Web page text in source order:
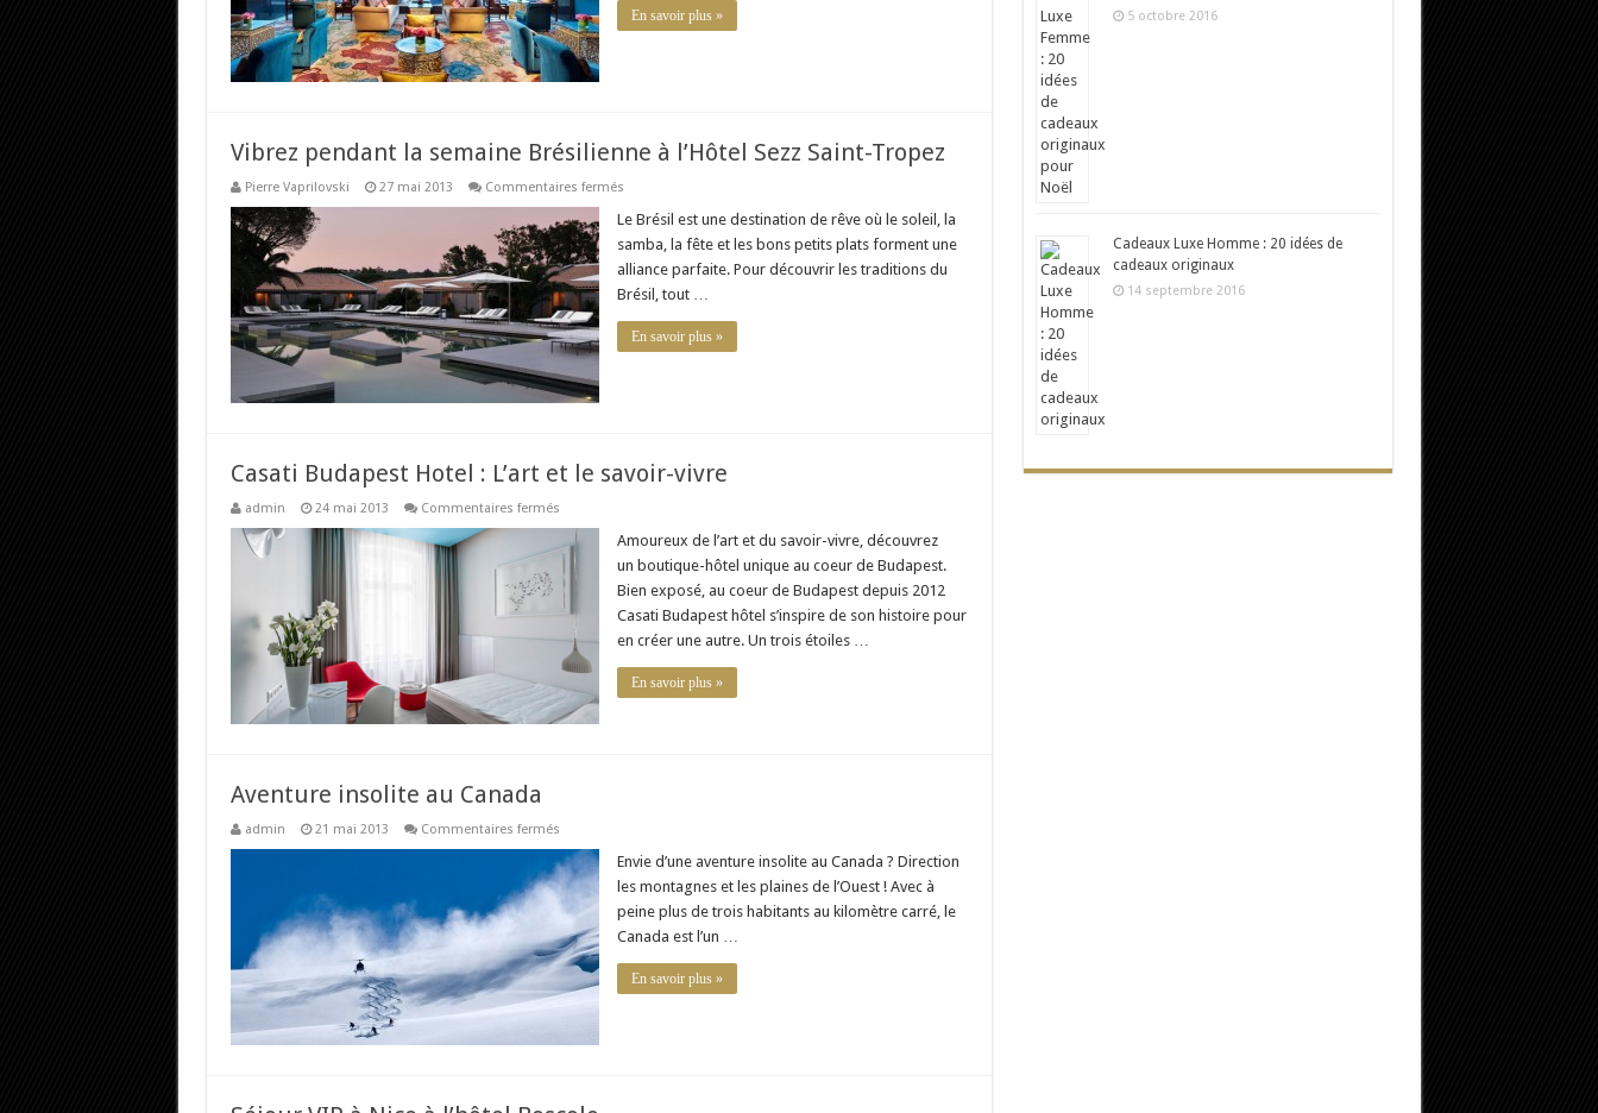
En savoir plus »
Vibrez pendant la semaine Brésilienne à l’Hôtel Sezz Saint-Tropez
Pierre Vaprilovski 27 mai 2013 Commentaires ferméssur
pendant
semaine
Brésilienne
à
l’Hôtel
Saint-
Tropez
Le Brésil est une destination de rêve où le soleil, la
samba, la fête et les bons petits plats forment une
alliance parfaite. Pour découvrir les traditions du
Brésil, tout …
En savoir plus »
Casati Budapest Hotel : L’art et le savoir-vivre
admin 24 mai 2013 Commentaires ferméssur
Budapest
Hotel
L’art
savoir-
vivre
Amoureux de l’art et du savoir-vivre, découvrez
un boutique-hôtel unique au coeur de Budapest.
Bien exposé, au coeur de Budapest depuis 2012
Casati Budapest hôtel s’inspire de son histoire pour
en créer une autre. Un trois étoiles …
En savoir plus »
Aventure insolite au Canada
admin 21 mai 2013 Commentaires ferméssur
insolite
au
Canada
Envie d’une aventure insolite au Canada ? Direction
les montagnes et les plaines de l’Ouest ! Avec à
peine plus de trois habitants au kilomètre carré, le
Canada est l’un …
En savoir plus »
5 octobre 2016
Cadeaux Luxe Homme : 20 idées de
cadeaux originaux
14 septembre 2016